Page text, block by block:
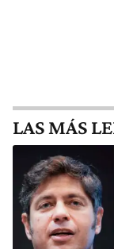
LAS MÁS